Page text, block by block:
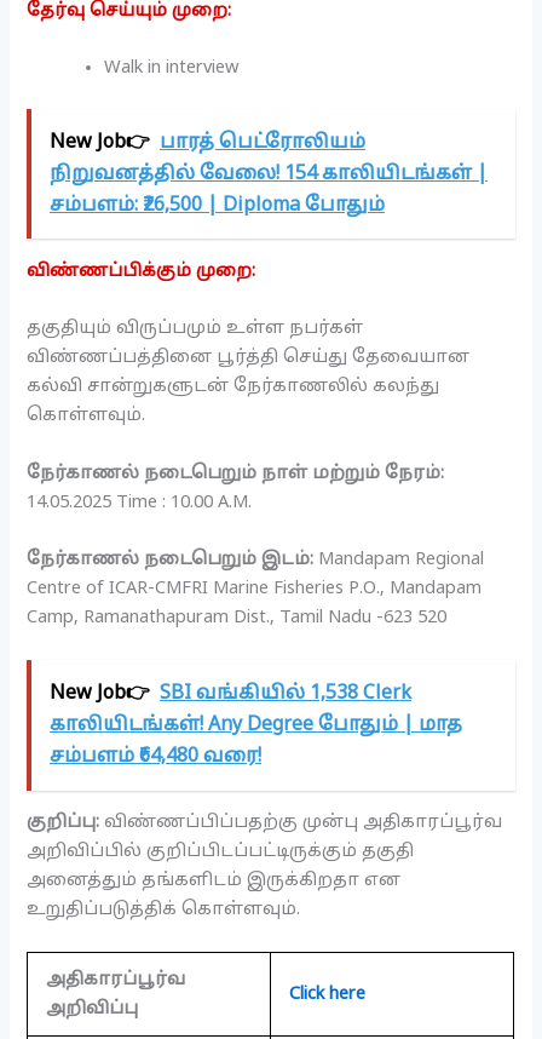
தேர்வு செய்யும் முறை:
Walk in interview
New Job👉 பாரத் பெட்ரோலியம்
நிறுவனத்தில் வேலை! 154 காலியிடங்கள் |
சம்பளம்: ₹26,500 | Diploma போதும்
விண்ணப்பிக்கும் முறை:
தகுதியும் விருப்பமும் உள்ள நபர்கள்
விண்ணப்பத்தினை பூர்த்தி செய்து தேவையான
கல்வி சான்றுகளுடன் நேர்காணலில் கலந்து
கொள்ளவும்.
நேர்காணல் நடைபெறும் நாள் மற்றும் நேரம்:
14.05.2025 Time : 10.00 A.M.
நேர்காணல் நடைபெறும் இடம்: Mandapam Regional
Centre of ICAR-CMFRI Marine Fisheries P.O., Mandapam
Camp, Ramanathapuram Dist., Tamil Nadu -623 520
New Job👉 SBI வங்கியில் 1,538 Clerk
காலியிடங்கள்! Any Degree போதும் | மாத
சம்பளம் ₹64,480 வரை!
குறிப்பு: விண்ணப்பிப்பதற்கு முன்பு அதிகாரப்பூர்வ
அறிவிப்பில் குறிப்பிடப்பட்டிருக்கும் தகுதி
அனைத்தும் தங்களிடம் இருக்கிறதா என
உறுதிப்படுத்திக் கொள்ளவும்.
அதிகாரப்பூர்வ
அறிவிப்பு
Click here